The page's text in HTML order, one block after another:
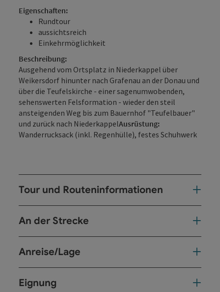
Eigenschaften:
Rundtour
aussichtsreich
Einkehrmöglichkeit
Beschreibung:
Ausgehend vom Ortsplatz in Niederkappel über
Weikersdorf hinunter nach Grafenau an der Donau und
über die Teufelskirche - einer sagenumwobenden,
sehenswerten Felsformation - wieder den steil
ansteigenden Weg bis zum Bauernhof "Teufelbauer"
und zurück nach NiederkappelAusrüstung:
Wanderrucksack (inkl. Regenhülle), festes Schuhwerk
Tour und Routeninformationen
An der Strecke
Anreise/Lage
Eignung